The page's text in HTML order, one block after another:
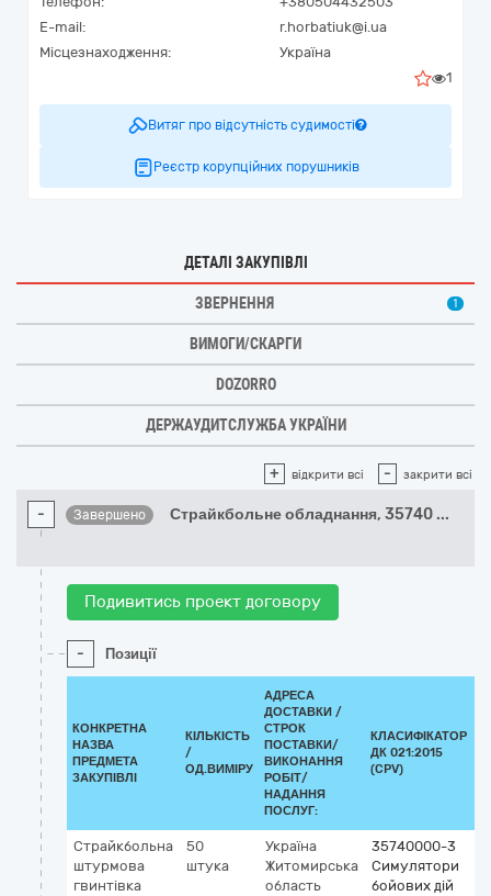
E-mail:
r.horbatiuk@i.ua
Місцезнаходження:
Україна
1
Витяг про відсутність судимості
Реєстр корупційних порушників
ДЕТАЛІ ЗАКУПІВЛІ
ЗВЕРНЕННЯ 1
ВИМОГИ/СКАРГИ
DOZORRO
ДЕРЖАУДИТСЛУЖБА УКРАЇНИ
+ відкрити всі - закрити всі
- Завершено Страйкбольне обладнання, 35740 ...
Подивитись проект договору
- Позиції
КОНКРЕТНА
НАЗВА
ПРЕДМЕТА
ЗАКУПІВЛІ
КІЛЬКІСТЬ
/
ОД.ВИМІРУ
АДРЕСА
ДОСТАВКИ /
СТРОК
ПОСТАВКИ/
ВИКОНАННЯ
РОБІТ/
НАДАННЯ
ПОСЛУГ:
КЛАСИФІКАТОР
ДК 021:2015
(CPV)
Страйкбольна
штурмова
гвинтівка
50
штука
Україна
Житомирська
область
35740000-3
Симулятори
бойових дій